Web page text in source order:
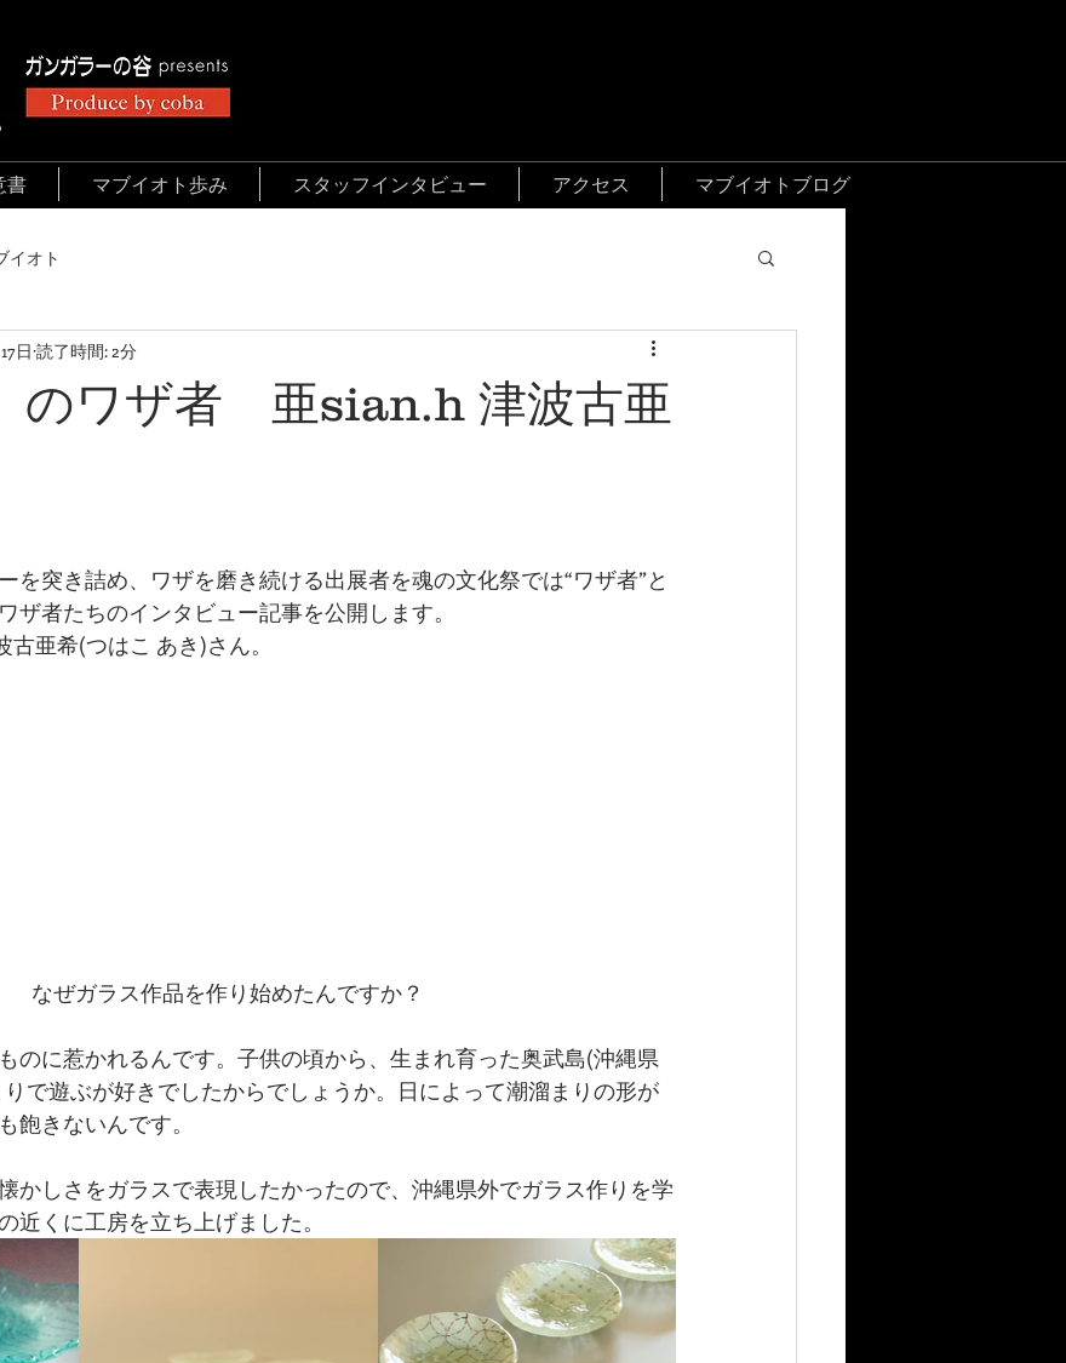
書 マブイオト歩み スタッフインタビュー アクセス マブイオトブログ
イオト
のワザ者 亜sian.h 津波古亜
日 読了時間: 2分
を突き詰め、ワザを磨き続ける出展者を魂の文化祭では“ワザ者”と
ザ者たちのインタビュー記事を公開します。
亜希(つはこ あき)さん。
なぜガラス作品を作り始めたんですか？
のに惹かれるんです。子供の頃から、生まれ育った奥武島(沖縄県
で遊ぶが好きでしたからでしょうか。日によって潮溜まりの形が
飽きないんです。
かしさをガラスで表現したかったので、沖縄県外でガラス作りを学
近くに工房を立ち上げました。